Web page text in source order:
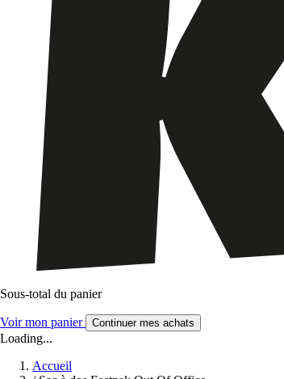
Sous-total du panier
Voir mon panier Continuer mes achats
Loading...
Accueil